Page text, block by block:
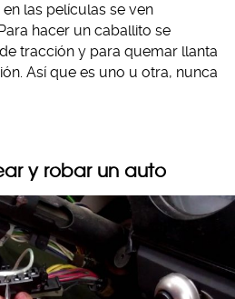
las películas se ven
hacer un caballito se
tracción y para quemar llanta
Así que es uno u otra, nunca
y robar un auto